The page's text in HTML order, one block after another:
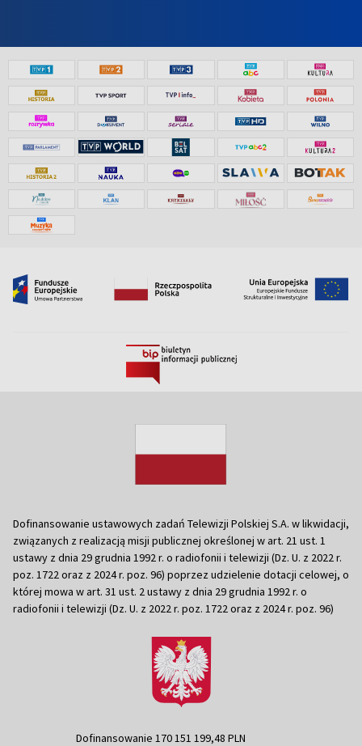
Dofinansowanie ustawowych zadań Telewizji Polskiej S.A. w likwidacji,
związanych z realizacją misji publicznej określonej w art. 21 ust. 1
ustawy z dnia 29 grudnia 1992 r. o radiofonii i telewizji (Dz. U. z 2022 r.
poz. 1722 oraz z 2024 r. poz. 96) poprzez udzielenie dotacji celowej, o
której mowa w art. 31 ust. 2 ustawy z dnia 29 grudnia 1992 r. o
radiofonii i telewizji (Dz. U. z 2022 r. poz. 1722 oraz z 2024 r. poz. 96)
Dofinansowanie 170 151 199,48 PLN